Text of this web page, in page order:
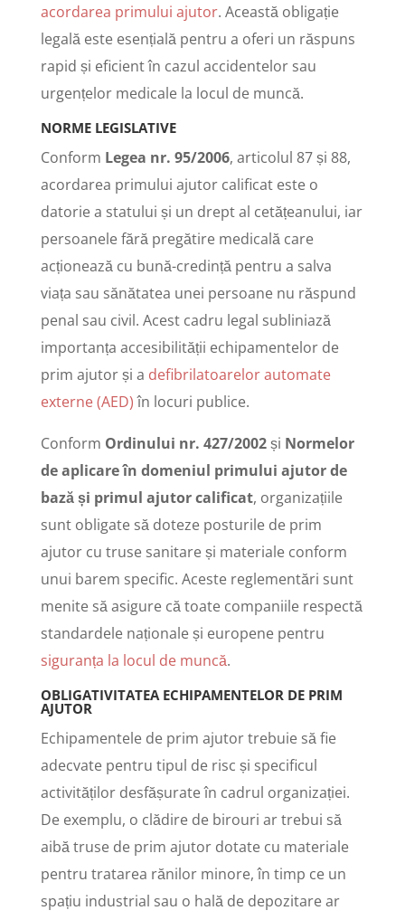
acordarea primului ajutor. Această obligație
legală este esențială pentru a oferi un răspuns
rapid și eficient în cazul accidentelor sau
urgențelor medicale la locul de muncă.
NORME LEGISLATIVE
Conform Legea nr. 95/2006, articolul 87 și 88,
acordarea primului ajutor calificat este o
datorie a statului și un drept al cetățeanului, iar
persoanele fără pregătire medicală care
acționează cu bună-credință pentru a salva
viața sau sănătatea unei persoane nu răspund
penal sau civil. Acest cadru legal subliniază
importanța accesibilității echipamentelor de
prim ajutor și a defibrilatoarelor automate
externe (AED)în locuri publice.
Conform Ordinului nr. 427/2002și Normelor
de aplicare în domeniul primului ajutor de
bază și primul ajutor calificat, organizațiile
sunt obligate să doteze posturile de prim
ajutor cu truse sanitare și materiale conform
unui barem specific. Aceste reglementări sunt
menite să asigure că toate companiile respectă
standardele naționale și europene pentru
siguranța la locul de muncă.
OBLIGATIVITATEA ECHIPAMENTELOR DE PRIM
AJUTOR
Echipamentele de prim ajutor trebuie să fie
adecvate pentru tipul de risc și specificul
activităților desfășurate în cadrul organizației.
De exemplu, o clădire de birouri ar trebui să
aibă truse de prim ajutor dotate cu materiale
pentru tratarea rănilor minore, în timp ce un
spațiu industrial sau o hală de depozitare ar